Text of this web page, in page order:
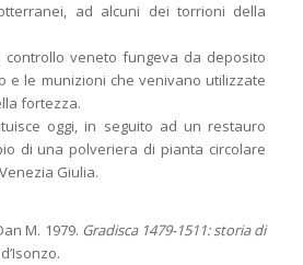
ad alcuni dei torrioni della
veneto fungeva da deposito
e le munizioni che venivano utilizzate
fortezza.
oggi, in seguito ad un restauro
di una polveriera di pianta circolare
Giulia.
M. 1979. Gradisca 1479-1511: storia di